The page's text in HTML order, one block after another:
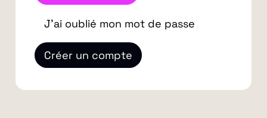
J'ai oublié mon mot de passe
Créer un compte